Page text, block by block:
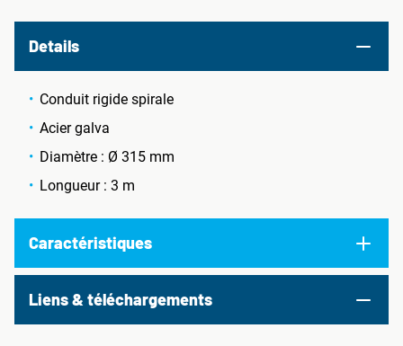
Details
Conduit rigide spirale
Acier galva
Diamètre : Ø 315 mm
Longueur : 3 m
Caractéristiques
Liens & téléchargements